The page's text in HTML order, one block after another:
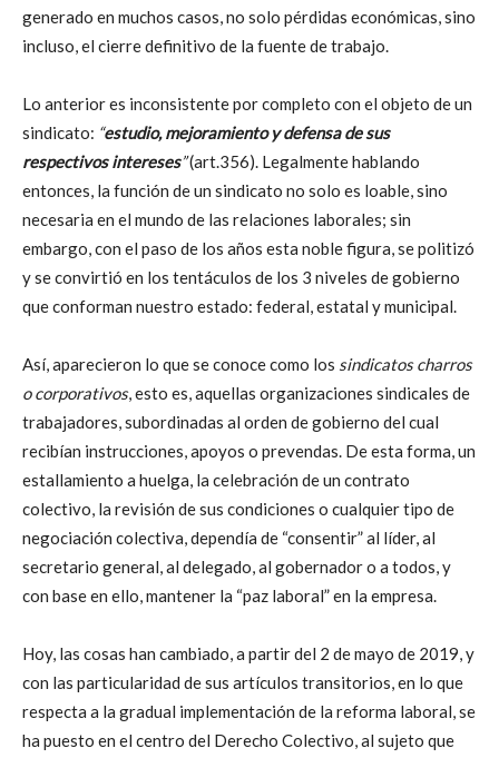
generado en muchos casos, no solo pérdidas económicas, sino
incluso, el cierre definitivo de la fuente de trabajo.
Lo anterior es inconsistente por completo con el objeto de un
sindicato: “estudio, mejoramiento y defensa de sus
respectivos intereses”(art.356). Legalmente hablando
entonces, la función de un sindicato no solo es loable, sino
necesaria en el mundo de las relaciones laborales; sin
embargo, con el paso de los años esta noble figura, se politizó
y se convirtió en los tentáculos de los 3 niveles de gobierno
que conforman nuestro estado: federal, estatal y municipal.
Así, aparecieron lo que se conoce como los sindicatos charros
o corporativos, esto es, aquellas organizaciones sindicales de
trabajadores, subordinadas al orden de gobierno del cual
recibían instrucciones, apoyos o prevendas. De esta forma, un
estallamiento a huelga, la celebración de un contrato
colectivo, la revisión de sus condiciones o cualquier tipo de
negociación colectiva, dependía de “consentir” al líder, al
secretario general, al delegado, al gobernador o a todos, y
con base en ello, mantener la “paz laboral” en la empresa.
Hoy, las cosas han cambiado, a partir del 2 de mayo de 2019, y
con las particularidad de sus artículos transitorios, en lo que
respecta a la gradual implementación de la reforma laboral, se
ha puesto en el centro del Derecho Colectivo, al sujeto que